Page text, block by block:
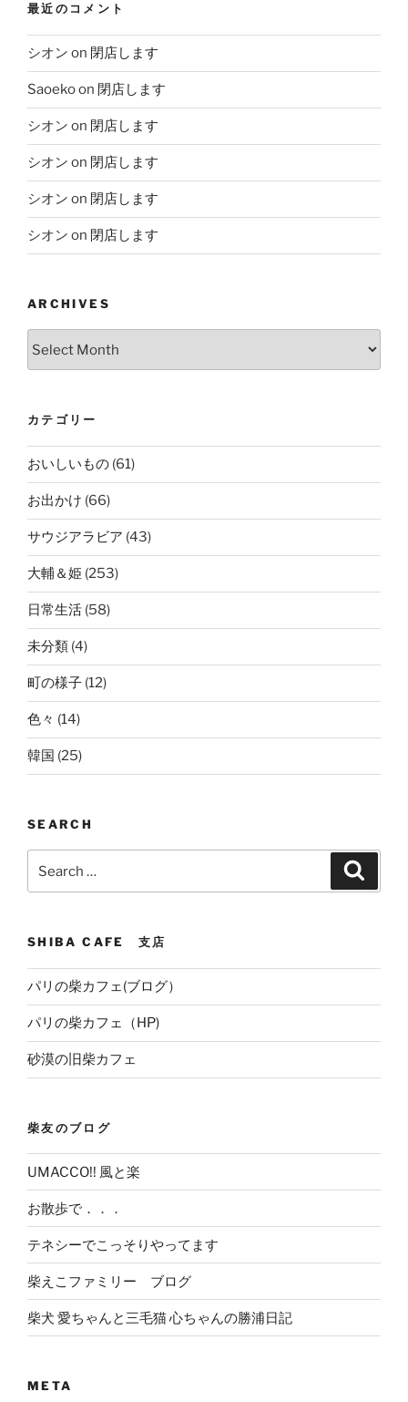
最近のコメント
シオン on 閉店します
Saoekoon 閉店します
シオン on 閉店します
シオン on 閉店します
シオン on 閉店します
シオン on 閉店します
ARCHIVES
カテゴリー
おいしいもの (61)
お出かけ (66)
サウジアラビア (43)
大輔＆姫 (253)
日常生活 (58)
未分類 (4)
町の様子 (12)
色々 (14)
韓国 (25)
SEARCH
for:
SHIBA CAFE 支店
パリの柴カフェ(ブログ）
パリの柴カフェ（HP)
砂漠の旧柴カフェ
柴友のブログ
UMACCO!! 風と楽
お散歩で．．．
テネシーでこっそりやってます
柴えこファミリー ブログ
柴犬 愛ちゃんと三毛猫 心ちゃんの勝浦日記
META